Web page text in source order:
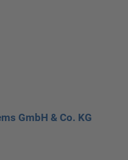
GmbH & Co. KG